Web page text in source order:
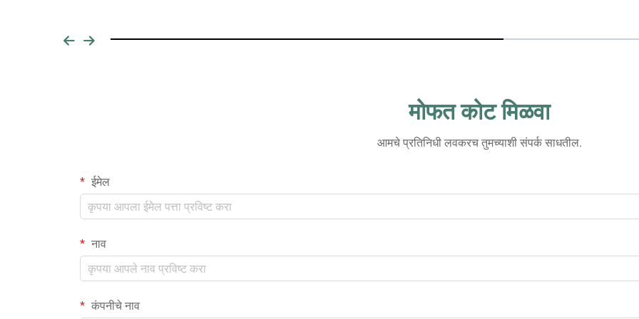
मोफत कोट मिळवा
आमचे प्रतिनिधी लवकरच तुमच्याशी संपर्क साधतील.
ईमेल
नाव
कंपनीचे नाव